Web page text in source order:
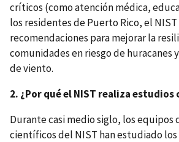
críticos (como atención médica,
los residentes de Puerto Rico, el
recomendaciones para mejorar la
comunidades en riesgo de huracanes
de viento.
2. ¿Por qué el NIST realiza estudios
Durante casi medio siglo, los equipos
científicos del NIST han estudiado